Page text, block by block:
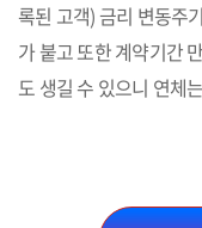
록된 고객) 금리 변동주
가 붙고 또한 계약기간
도 생길 수 있으니 연체